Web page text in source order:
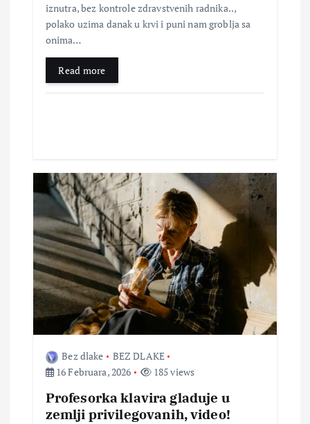
iznutra, bez kontrole zdravstvenih radnika..,
polako uzima danak u krvi i puni nam groblja sa
onima…
Read more
Bez dlake
BEZ DLAKE
16 Februara, 2026
185 views
Profesorka klavira gladuje u
zemlji privilegovanih, video!